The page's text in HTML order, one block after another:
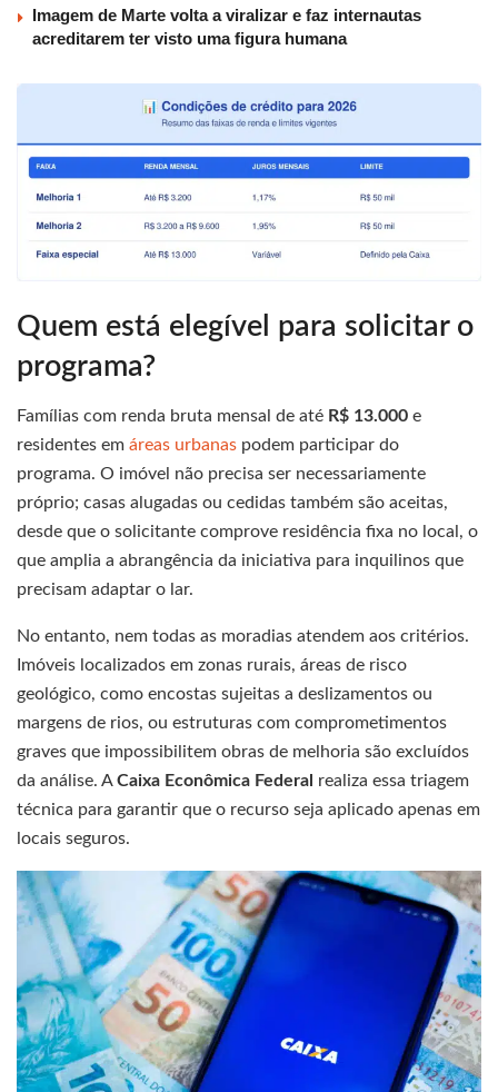
Imagem de Marte volta a viralizar e faz internautas
acreditarem ter visto uma figura humana
Quem está elegível para solicitar o
programa?
Famílias com renda bruta mensal de até R$ 13.000 e
residentes em áreas urbanas podem participar do
programa. O imóvel não precisa ser necessariamente
próprio; casas alugadas ou cedidas também são aceitas,
desde que o solicitante comprove residência fixa no local, o
que amplia a abrangência da iniciativa para inquilinos que
precisam adaptar o lar.
No entanto, nem todas as moradias atendem aos critérios.
Imóveis localizados em zonas rurais, áreas de risco
geológico, como encostas sujeitas a deslizamentos ou
margens de rios, ou estruturas com comprometimentos
graves que impossibilitem obras de melhoria são excluídos
da análise. ACaixa Econômica Federal realiza essa triagem
técnica para garantir que o recurso seja aplicado apenas em
locais seguros.